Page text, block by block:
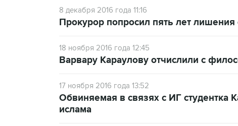
8 декабря 2016 года 11:16
Прокурор попросил пять лет
18 ноября 2016 года 12:45
Варвару Караулову отчислили с
17 ноября 2016 года 13:52
Обвиняемая в связях с ИГ студентка
ислама